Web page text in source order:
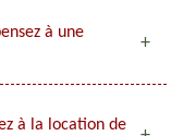
à une
à la location de